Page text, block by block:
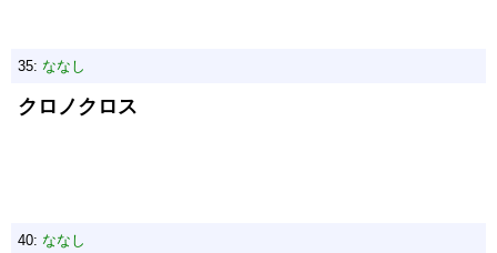
35: ななし
クロノクロス
40: ななし